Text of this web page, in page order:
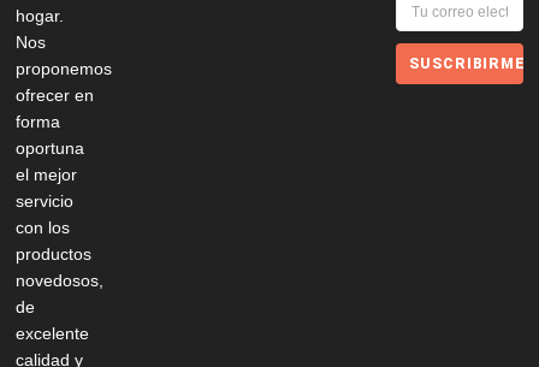
hogar.
Nos
proponemos
ofrecer en
forma
oportuna
el mejor
servicio
con los
productos
novedosos,
de
excelente
calidad y
SUSCRIBIRME